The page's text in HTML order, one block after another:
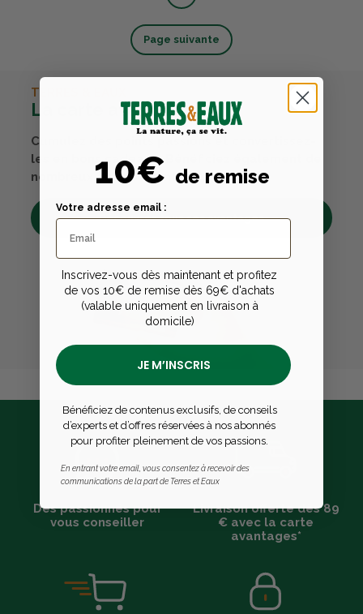
Page suivante
TERRES & EAUX
La carte avantages
Cumulez des points passions et convertissez-
les en bons cadeaux. Bénéficiez également de
nombreux autres avantages.
Découvrez tous ses avantages
Des passionnés pour
vous conseiller
Livraison offerte dès 89
€ avec la carte
avantages*
10€ de remise
Votre adresse email :
Inscrivez-vous dès maintenant et profitez
de vos 10€ de remise dès 69€ d'achats
(valable uniquement en livraison à
domicile)
JE M’INSCRIS
Bénéficiez de contenus exclusifs, de conseils
d’experts et d’offres réservées à nos abonnés
pour profiter pleinement de vos passions.
En entrant votre email, vous consentez à recevoir des
communications de la part de Terres et Eaux